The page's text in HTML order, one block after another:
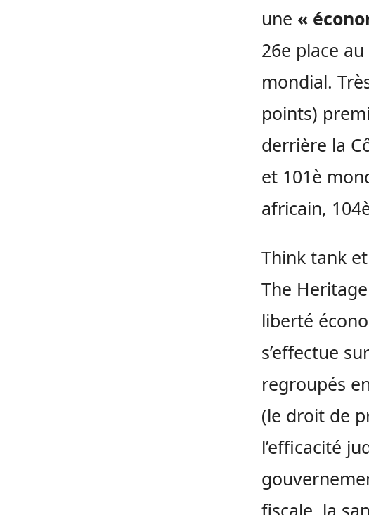
une «
26e place
mondial.
points)
derrière la
et 101è
africain,
Think tank
The
liberté
s’effectue
regroupés
(le droit de
l’efficacité